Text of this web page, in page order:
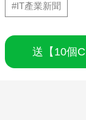
#IT產業新聞
送【10個